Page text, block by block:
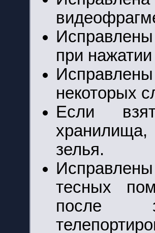
при
некоторых
Если
хранилища,
зелья.
тесных
после